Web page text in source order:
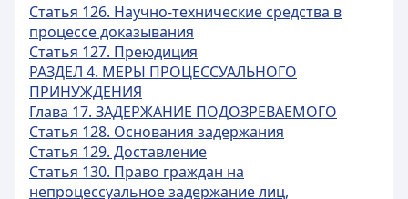
Статья 126. Научно-технические средства в
процессе доказывания
Статья 127. Преюдиция
РАЗДЕЛ 4. МЕРЫ ПРОЦЕССУАЛЬНОГО
ПРИНУЖДЕНИЯ
Глава 17. ЗАДЕРЖАНИЕ ПОДОЗРЕВАЕМОГО
Статья 128. Основания задержания
Статья 129. Доставление
Статья 130. Право граждан на
непроцессуальное задержание лиц,